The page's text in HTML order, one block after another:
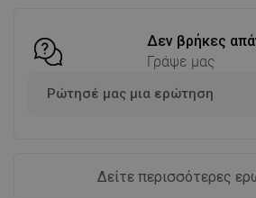
Δεν βρήκες
Γράψε μας
Ρώτησέ μας μια ερώτηση
Δείτε περισσότερες